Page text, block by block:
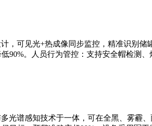
可见光+热成像同步监控，精准识别储
。人员行为管控：支持安全帽检测、
谱感知技术于一体，可在全黑、雾霾